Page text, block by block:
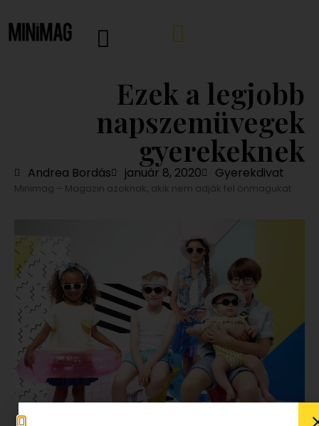
Ezek a legjobb
napszemüvegek
gyerekeknek
Andrea Bordás január 8, 2020 Gyerekdivat
Minimag – Magazin azoknak, akik nem adják fel önmagukat